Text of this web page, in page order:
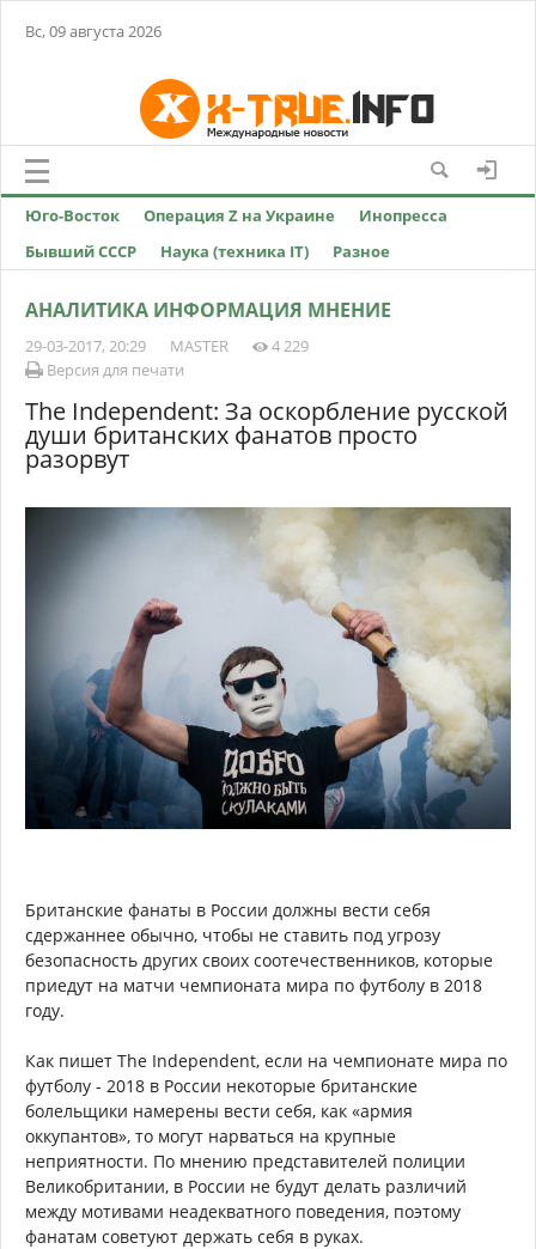
Вс, 09 августа 2026
Юго-Восток Операция Z на Украине
Инопресса
Бывший СССР
Наука (техника IT) Разное
АНАЛИТИКА ИНФОРМАЦИЯ МНЕНИЕ
29-03-2017, 20:29 MASTER
4 229
Версия для печати
The Independent: За оскорбление русской
души британских фанатов просто
разорвут
Британские фанаты в России должны вести себя
сдержаннее обычно, чтобы не ставить под угрозу
безопасность других своих соотечественников, которые
приедут на матчи чемпионата мира по футболу в 2018
году.
Как пишет The Independent, если на чемпионате мира по
футболу - 2018 в России некоторые британские
болельщики намерены вести себя, как «армия
оккупантов», то могут нарваться на крупные
неприятности. По мнению представителей полиции
Великобритании, в России не будут делать различий
между мотивами неадекватного поведения, поэтому
фанатам советуют держать себя в руках.